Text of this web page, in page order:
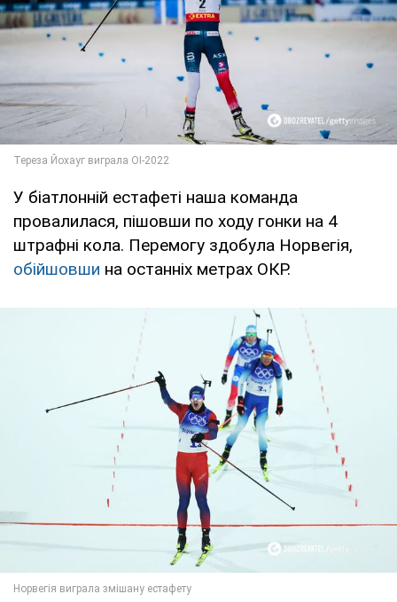
У біатлонній естафеті наша команда
провалилася, пішовши по ходу гонки на 4
штрафні кола. Перемогу здобула Норвегія,
обійшовши на останніх метрах ОКР.